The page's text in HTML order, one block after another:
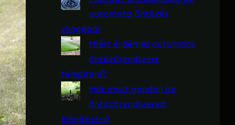
automata öntözés
világából
Miért érdemes automata
öntözőrendszert
telepíteni?
Már most gondolj az
öntözőrendszered
kiépítésére!